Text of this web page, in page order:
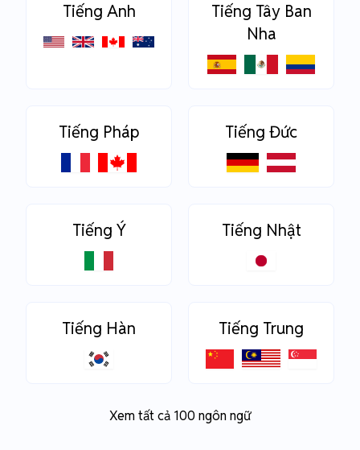
Tiếng Anh
Tiếng Tây Ban
Nha
Tiếng Pháp Tiếng Đức
Tiếng Ý Tiếng Nhật
Tiếng Hàn Tiếng Trung
Xem tất cả 100 ngôn ngữ